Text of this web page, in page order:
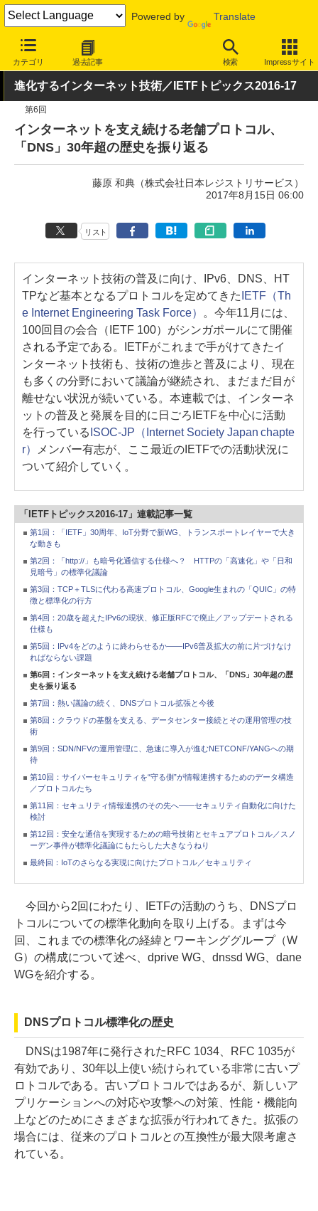
Powered by Translate
カテゴリ 過去記事 検索 Impressサイト
INTERNET Watch トピック 技術/規格
進化するインターネット技術／IETFトピックス2016-17
第6回
インターネットを支え続ける老舗プロトコル、
「DNS」30年超の歴史を振り返る
藤原 和典（株式会社日本レジストリサービス）
2017年8月15日 06:00
リスト
インターネット技術の普及に向け、IPv6、DNS、HT
TPなど基本となるプロトコルを定めてきた IETF（Th
e Internet Engineering Task Force）
。今年11月には、
100回目の会合（IETF 100）がシンガポールにて開催
される予定である。IETFがこれまで手がけてきたイ
ンターネット技術も、技術の進歩と普及により、現在
も多くの分野において議論が継続され、まだまだ目が
離せない状況が続いている。本連載では、インターネ
ットの普及と発展を目的に日ごろIETFを中心に活動
を行っている ISOC-JP（Internet Society Japan chapte
r）
メンバー有志が、ここ最近のIETFでの活動状況に
ついて紹介していく。
「IETFトピックス2016-17」連載記事一覧
第1回：「IETF」30周年、IoT分野で新WG、トランスポートレイヤーで大き
な動きも
第2回：「http://」も暗号化通信する仕様へ？ HTTPの「高速化」や「日和
見暗号」の標準化議論
第3回：TCP＋TLSに代わる高速プロトコル、Google生まれの「QUIC」の特
徴と標準化の行方
第4回：20歳を超えたIPv6の現状、修正版RFCで廃止／アップデートされる
仕様も
第5回：IPv4をどのように終わらせるか――IPv6普及拡大の前に片づけなけ
ればならない課題
第6回：インターネットを支え続ける老舗プロトコル、「DNS」30年超の歴
史を振り返る
第7回：熱い議論の続く、DNSプロトコル拡張と今後
第8回：クラウドの基盤を支える、データセンター接続とその運用管理の技
術
第9回：SDN/NFVの運用管理に、急速に導入が進むNETCONF/YANGへの期
待
第10回：サイバーセキュリティを“守る側”が情報連携するためのデータ構造
／プロトコルたち
第11回：セキュリティ情報連携のその先へ――セキュリティ自動化に向けた
検討
第12回：安全な通信を実現するための暗号技術とセキュアプロトコル／スノ
ーデン事件が標準化議論にもたらした大きなうねり
最終回：IoTのさらなる実現に向けたプロトコル／セキュリティ
今回から2回にわたり、IETFの活動のうち、DNSプロ
トコルについての標準化動向を取り上げる。まずは今
回、これまでの標準化の経緯とワーキンググループ（W
G）の構成について述べ、dprive WG、dnssd WG、dane
WGを紹介する。
DNSプロトコル標準化の歴史
DNSは1987年に発行されたRFC 1034、RFC 1035が
有効であり、30年以上使い続けられている非常に古いプ
ロトコルである。古いプロトコルではあるが、新しいア
プリケーションへの対応や攻撃への対策、性能・機能向
上などのためにさまざまな拡張が行われてきた。拡張の
場合には、従来のプロトコルとの互換性が最大限考慮さ
れている。